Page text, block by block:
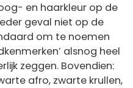
en haarkleur op de
geval niet op de
om te noemen
alsnog heel
zeggen. Bovendien:
afro, zwarte krullen,